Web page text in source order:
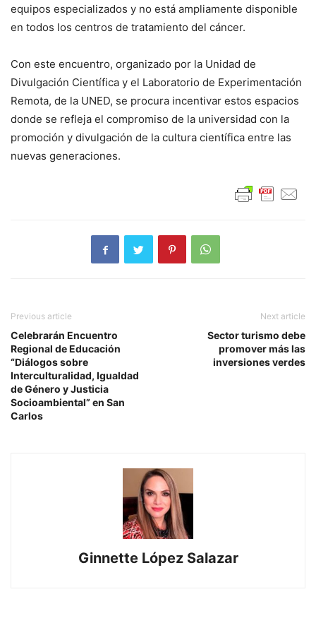
equipos especializados y no está ampliamente disponible
en todos los centros de tratamiento del cáncer.
Con este encuentro, organizado por la Unidad de
Divulgación Científica y el Laboratorio de Experimentación
Remota, de la UNED, se procura incentivar estos espacios
donde se refleja el compromiso de la universidad con la
promoción y divulgación de la cultura científica entre las
nuevas generaciones.
Previous article
Celebrarán Encuentro
Regional de Educación
“Diálogos sobre
Interculturalidad, Igualdad
de Género y Justicia
Socioambiental” en San
Carlos
Next article
Sector turismo debe
promover más las
inversiones verdes
Ginnette López Salazar